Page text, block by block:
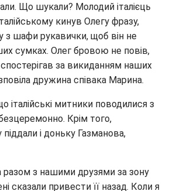
Що шукали? Молодий італієць
кинув Олегу фразу,
з шафи рукавички, щоб він не
сумках. Олег бровою не повів,
за викиданням наших
дружина співака Марина.
італійські митники поводилися з
Крім того,
і доньку Газманова,
разом з нашими друзями за зону
сказали привести її назад. Коли я